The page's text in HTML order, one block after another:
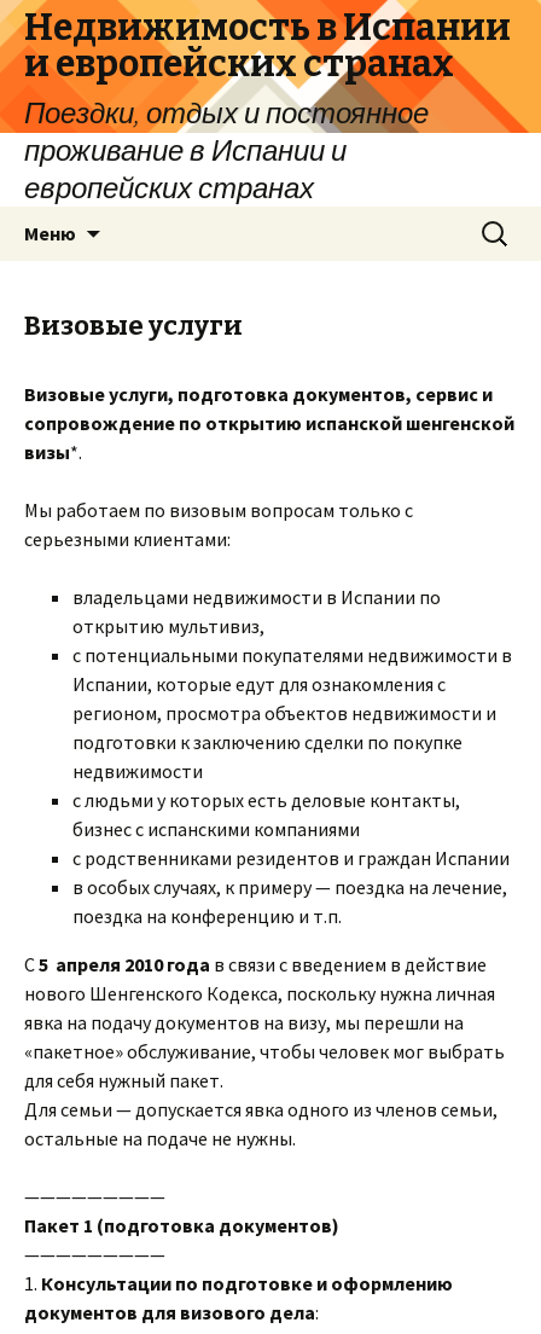
Недвижимость в Испании
и европейских странах
Поездки, отдых и постоянное
проживание в Испании и
европейских странах
Меню Найти:
Визовые услуги
Визовые услуги, подготовка документов, сервис и
сопровождение по открытию испанской шенгенской
визы*.
Мы работаем по визовым вопросам только с
серьезными клиентами:
владельцами недвижимости в Испании по
открытию мультивиз,
с потенциальными покупателями недвижимости в
Испании, которые едут для ознакомления с
регионом, просмотра объектов недвижимости и
подготовки к заключению сделки по покупке
недвижимости
с людьми у которых есть деловые контакты,
бизнес с испанскими компаниями
с родственниками резидентов и граждан Испании
в особых случаях, к примеру — поездка на лечение,
поездка на конференцию и т.п.
С5 апреля 2010 года в связи с введением в действие
нового Шенгенского Кодекса, поскольку нужна личная
явка на подачу документов на визу, мы перешли на
«пакетное» обслуживание, чтобы человек мог выбрать
для себя нужный пакет.
Для семьи — допускается явка одного из членов семьи,
остальные на подаче не нужны.
—————————
Пакет 1 (подготовка документов)
—————————
1. Консультации по подготовке и оформлению
документов для визового дела: